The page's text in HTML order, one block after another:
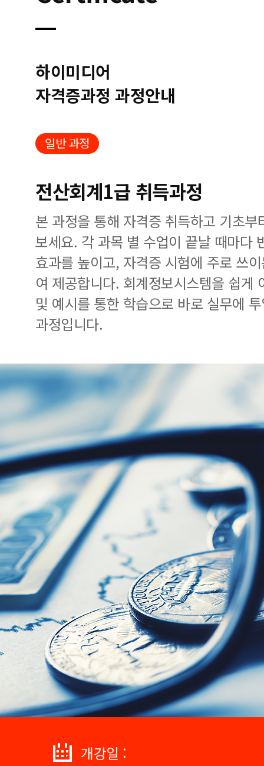
하이미디어
자격증과정 과정안내
일반 과정
전산회계1급 취득과정
본 과정을 통해 자격증 취득하고 기초
보세요. 각 과목 별 수업이 끝날 때마다
효과를 높이고, 자격증 시험에 주로 쓰
여 제공합니다. 회계정보시스템을 쉽게
및 예시를 통한 학습으로 바로 실무에
과정입니다.
개강일 :